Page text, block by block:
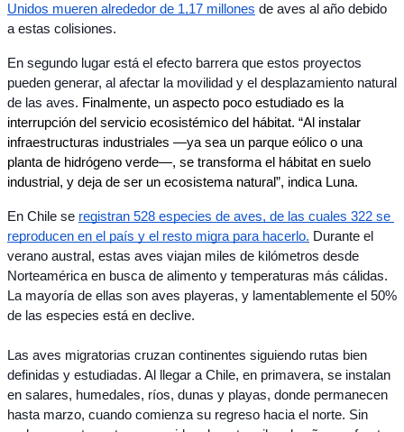
Unidos mueren alrededor de 1,17 millones de aves al año debido
a estas colisiones.
En segundo lugar está el efecto barrera que estos proyectos
pueden generar, al afectar la movilidad y el desplazamiento natural
de las aves. Finalmente, un aspecto poco estudiado es la
interrupción del servicio ecosistémico del hábitat. “Al instalar
infraestructuras industriales —ya sea un parque eólico o una
planta de hidrógeno verde—, se transforma el hábitat en suelo
industrial, y deja de ser un ecosistema natural”, indica Luna.
En Chile se registran 528 especies de aves, de las cuales 322 se
reproducen en el país y el resto migra para hacerlo. Durante el
verano austral, estas aves viajan miles de kilómetros desde
Norteamérica en busca de alimento y temperaturas más cálidas.
La mayoría de ellas son aves playeras, y lamentablemente el 50%
de las especies está en declive.
Las aves migratorias cruzan continentes siguiendo rutas bien
definidas y estudiadas. Al llegar a Chile, en primavera, se instalan
en salares, humedales, ríos, dunas y playas, donde permanecen
hasta marzo, cuando comienza su regreso hacia el norte. Sin